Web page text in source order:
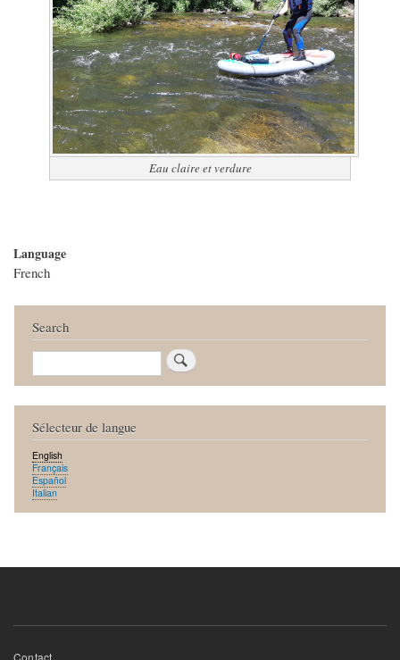
Eau claire et verdure
Language
French
Search
Search
Sélecteur de langue
English
Français
Español
Italian
Footer